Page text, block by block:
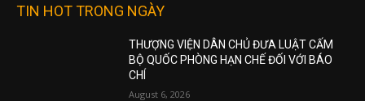
TIN HOT TRONG NGÀY
THƯỢNG VIỆN DÂN CHỦ ĐƯA LUẬT CẤM
BỘ QUỐC PHÒNG HẠN CHẾ ĐỐI VỚI BÁO
CHÍ
August 6, 2026